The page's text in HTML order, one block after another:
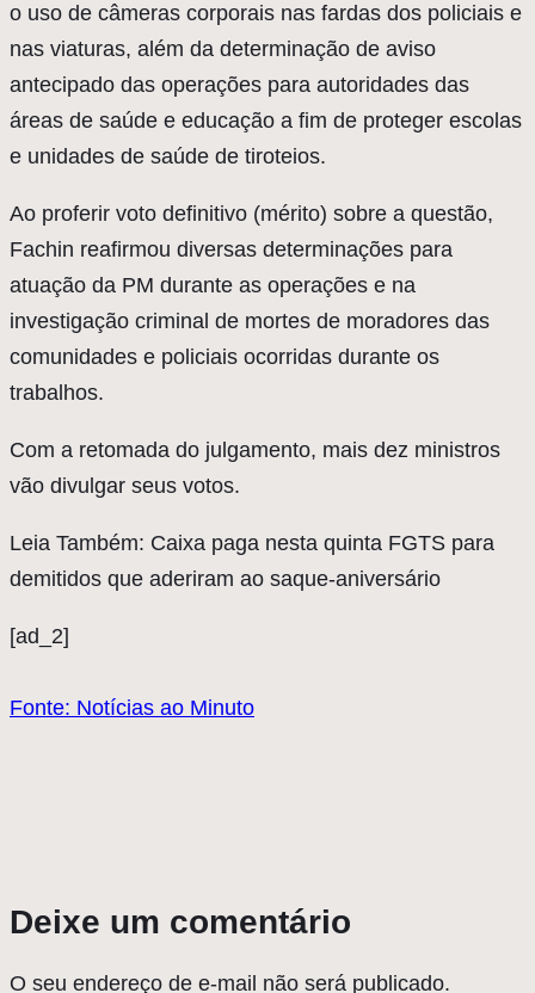
o uso de câmeras corporais nas fardas dos policiais e
nas viaturas, além da determinação de aviso
antecipado das operações para autoridades das
áreas de saúde e educação a fim de proteger escolas
e unidades de saúde de tiroteios.
Ao proferir voto definitivo (mérito) sobre a questão,
Fachin reafirmou diversas determinações para
atuação da PM durante as operações e na
investigação criminal de mortes de moradores das
comunidades e policiais ocorridas durante os
trabalhos.
Com a retomada do julgamento, mais dez ministros
vão divulgar seus votos.
Leia Também: Caixa paga nesta quinta FGTS para
demitidos que aderiram ao saque-aniversário
[ad_2]
Fonte: Notícias ao Minuto
Deixe um comentário
O seu endereço de e-mail não será publicado.